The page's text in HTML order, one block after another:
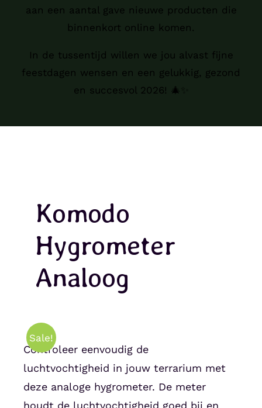
aan een aantal gave nieuwe producten die
binnenkort online komen.
In de tussentijd willen we jou alvast fijne
feestdagen wensen en een gelukkig, gezond
en succesvol 2026! 🎄✨
Komodo
Hygrometer
Analoog
Sale!
Controleer eenvoudig de
luchtvochtigheid in jouw terrarium met
deze analoge hygrometer. De meter
houdt de luchtvochtigheid goed bij en